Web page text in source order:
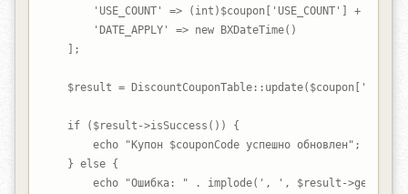
'USE_COUNT' => (int)$coupon['USE_COUNT'] + 1,
'DATE_APPLY' => new BXDateTime()
];
$result = DiscountCouponTable::update($coupon['ID'],
if ($result->isSuccess()) {
echo "Купон $couponCode успешно обновлен";
} else {
echo "Ошибка: " . implode(', ', $result-